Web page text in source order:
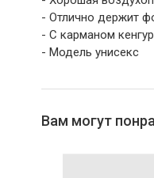
- Отлично держит
- С карманом
- Модель унисекс
Вам могут